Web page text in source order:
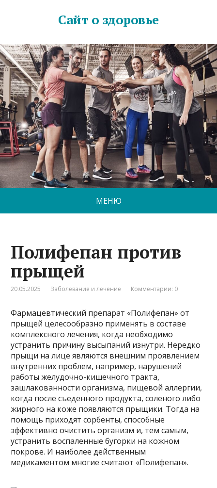
Сайт о здоровье
МЕНЮ
Полифепан против
прыщей
20.05.2025 Заболевание и лечение Комментарии: 0
Фармацевтический препарат «Полифепан» от
прыщей целесообразно применять в составе
комплексного лечения, когда необходимо
устранить причину высыпаний изнутри. Нередко
прыщи на лице являются внешним проявлением
внутренних проблем, например, нарушений
работы желудочно-кишечного тракта,
зашлакованности организма, пищевой аллергии,
когда после съеденного продукта, соленого либо
жирного на коже появляются прыщики. Тогда на
помощь приходят сорбенты, способные
эффективно очистить организм и, тем самым,
устранить воспаленные бугорки на кожном
покрове. И наиболее действенным
медикаментом многие считают «Полифепан».